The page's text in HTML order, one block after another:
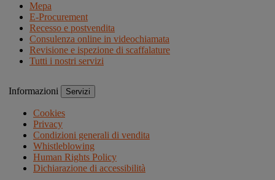
Mepa
E-Procurement
Recesso e postvendita
Consulenza online in videochiamata
Revisione e ispezione di scaffalature
Tutti i nostri servizi
Informazioni Servizi
Cookies
Privacy
Condizioni generali di vendita
Whistleblowing
Human Rights Policy
Dichiarazione di accessibilità